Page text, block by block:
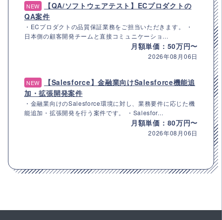
NEW
【QA/ソフトウェアテスト】ECプロダクトの
QA案件
・ECプロダクトの品質保証業務をご担当いただきます。 ・
日本側の顧客開発チームと直接コミュニケーショ...
月額単価：50万円〜
2026年08月06日
NEW
【Salesforce】金融業向けSalesforce機能追
加・拡張開発案件
・金融業向けのSalesforce環境に対し、業務要件に応じた機
能追加・拡張開発を行う案件です。 ・Salesfor...
月額単価：80万円〜
2026年08月06日